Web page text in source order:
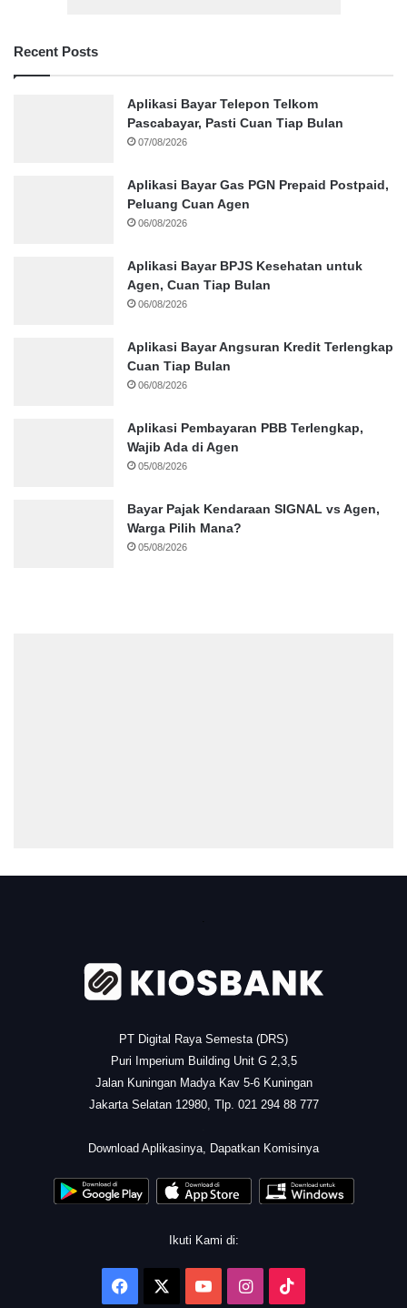
Recent Posts
Aplikasi Bayar Telepon Telkom
Pascabayar, Pasti Cuan Tiap Bulan
07/08/2026
Aplikasi Bayar Gas PGN Prepaid Postpaid,
Peluang Cuan Agen
06/08/2026
Aplikasi Bayar BPJS Kesehatan untuk
Agen, Cuan Tiap Bulan
06/08/2026
Aplikasi Bayar Angsuran Kredit Terlengkap
Cuan Tiap Bulan
06/08/2026
Aplikasi Pembayaran PBB Terlengkap,
Wajib Ada di Agen
05/08/2026
Bayar Pajak Kendaraan SIGNAL vs Agen,
Warga Pilih Mana?
05/08/2026
PT Digital Raya Semesta (DRS)
Puri Imperium Building Unit G 2,3,5
Jalan Kuningan Madya Kav 5-6 Kuningan
Jakarta Selatan 12980, Tlp. 021 294 88 777
Download Aplikasinya, Dapatkan Komisinya
Ikuti Kami di:
Facebook YouTubeInstagram